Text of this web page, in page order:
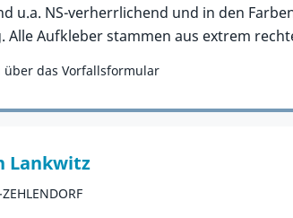
u.a. NS-verherrlichend und in den
Alle Aufkleber stammen aus extrem
das Vorfallsformular
Lankwitz